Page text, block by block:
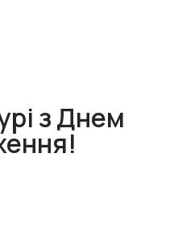
з Днем